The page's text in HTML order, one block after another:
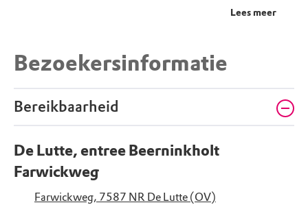
Lees meer
Bezoekersinformatie
Bereikbaarheid
De Lutte, entree Beerninkholt
Farwickweg
Farwickweg, 7587 NR De Lutte (OV)